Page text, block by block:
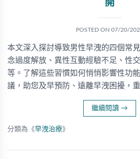
開
POSTED ON 07/20/
本文深入探討導致男性早洩的四個常
念過度解放、異性互動經驗不足、性
等。了解這些習慣如何悄悄影響性功
議，助您及早預防、遠離早洩困擾，
繼續閱讀 →
分類為《早洩治療》